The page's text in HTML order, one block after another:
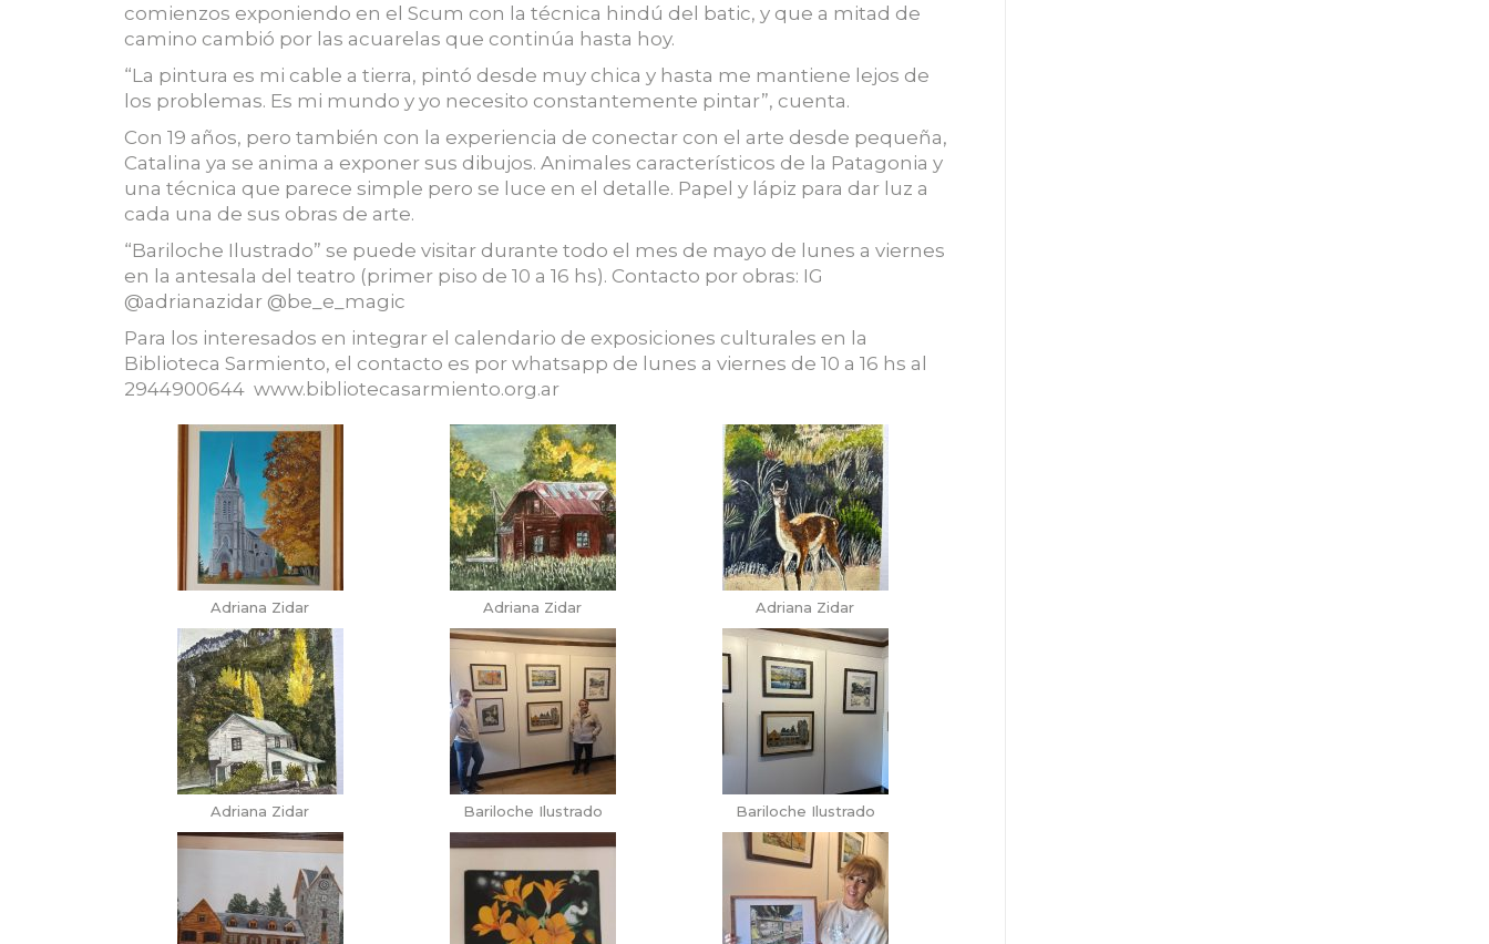
comienzos exponiendo en el Scum con la técnica hindú del batic, y que a mitad de
camino cambió por las acuarelas que continúa hasta hoy.
“La pintura es mi cable a tierra, pintó desde muy chica y hasta me mantiene lejos de
los problemas. Es mi mundo y yo necesito constantemente pintar”, cuenta.
Con 19 años, pero también con la experiencia de conectar con el arte desde pequeña,
Catalina ya se anima a exponer sus dibujos. Animales característicos de la Patagonia y
una técnica que parece simple pero se luce en el detalle. Papel y lápiz para dar luz a
cada una de sus obras de arte.
“Bariloche Ilustrado” se puede visitar durante todo el mes de mayo de lunes a viernes
en la antesala del teatro (primer piso de 10 a 16 hs). Contacto por obras: IG
@adrianazidar @be_e_magic
Para los interesados en integrar el calendario de exposiciones culturales en la
Biblioteca Sarmiento, el contacto es por whatsapp de lunes a viernes de 10 a 16 hs al
2944900644 www.bibliotecasarmiento.org.ar
Adriana Zidar Adriana Zidar Adriana Zidar
Adriana Zidar Bariloche Ilustrado Bariloche Ilustrado